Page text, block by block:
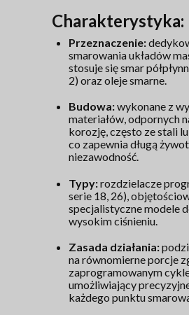
Charakterystyka:
Przeznaczenie:
smarowania układów
stosuje się smar
2) oraz oleje smarne.
Budowa:wykonane z
materiałów, odpornych
korozję, często ze stali
co zapewnia długą
niezawodność.
Typy:rozdzielacze
serie 18, 26),
specjalistyczne modele
wysokim ciśnieniu.
Zasada działania:
na równomierne porcje
zaprogramowanym
umożliwiający
każdego punktu